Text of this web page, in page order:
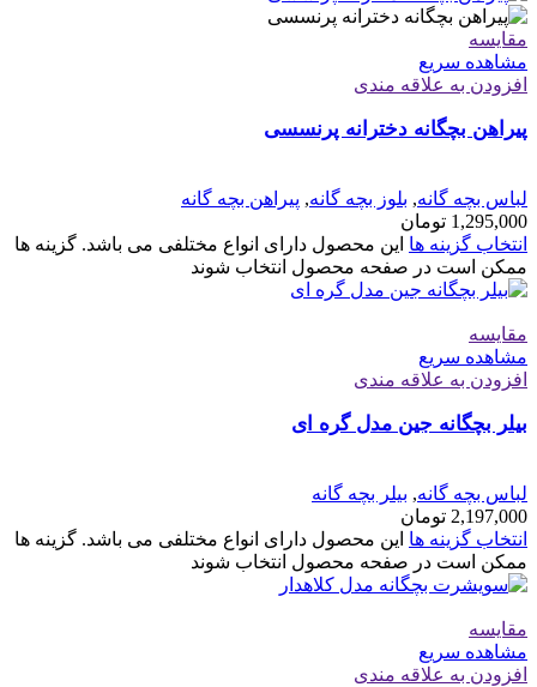
مقایسه
مشاهده سریع
افزودن به علاقه مندی
پیراهن بچگانه دخترانه پرنسسی
لباس بچه گانه, بلوز بچه گانه, پیراهن بچه گانه
1,295,000 تومان
انتخاب گزینه ها این محصول دارای انواع مختلفی می باشد. گزینه ها
ممکن است در صفحه محصول انتخاب شوند
مقایسه
مشاهده سریع
افزودن به علاقه مندی
بیلر بچگانه جین مدل گره ای
لباس بچه گانه, بیلر بچه گانه
2,197,000 تومان
انتخاب گزینه ها این محصول دارای انواع مختلفی می باشد. گزینه ها
ممکن است در صفحه محصول انتخاب شوند
مقایسه
مشاهده سریع
افزودن به علاقه مندی